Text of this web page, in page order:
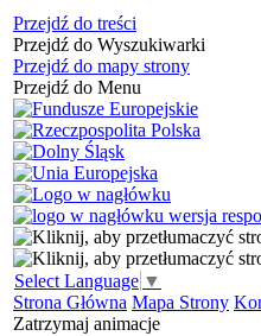
Przejdź do treści
Przejdź do Wyszukiwarki
Przejdź do mapy strony
Przejdź do Menu
Select Language ▼
Strona Główna Mapa Strony
Zatrzymaj animacje